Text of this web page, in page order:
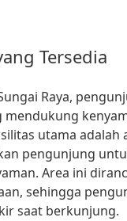
Tersedia
Raya,
mendukung
utama adalah
pengunjung
Area ini
sehingga
saat berkunjung.